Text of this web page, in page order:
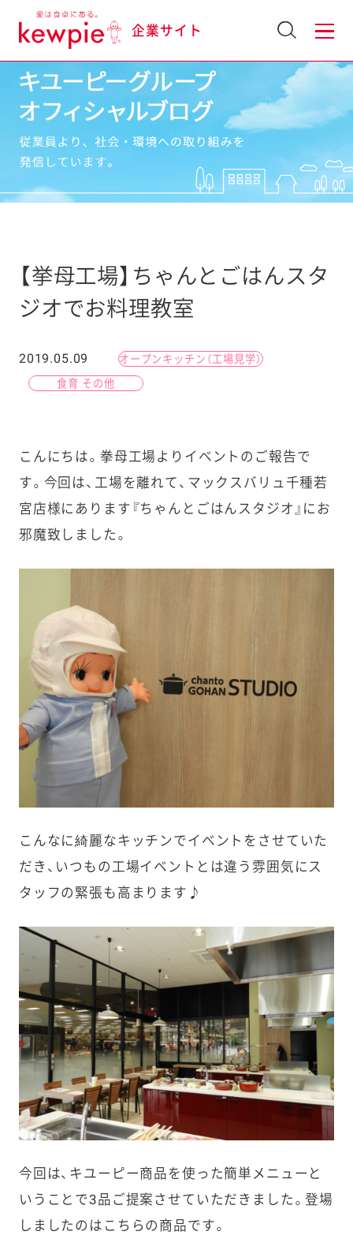
企業サイト
【挙母工場】ちゃんとごはんスタ
ジオでお料理教室
2019.05.09 オープンキッチン（工場見学）
食育 その他
こんにちは。拳母工場よりイベントのご報告で
す。 今回は、工場を離れて、マックスバリュ千種若
宮店様にあります『ちゃんとごはんスタジオ』にお
邪魔致しました。
こんなに綺麗なキッチンでイベントをさせていた
だき、いつもの工場イベントとは違う雰囲気にス
タッフの緊張も高まります♪
今回は、キユーピー商品を使った簡単メニューと
いうことで3品ご提案させていただきました。登場
しましたのはこちらの商品です。